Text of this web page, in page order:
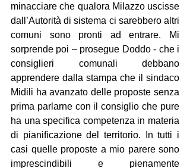
minacciare che qualora Milazzo uscisse
dall’Autorità di sistema ci sarebbero altri
comuni sono pronti ad entrare. Mi
sorprende poi – prosegue Doddo - che i
consiglieri comunali debbano
apprendere dalla stampa che il sindaco
Midili ha avanzato delle proposte senza
prima parlarne con il consiglio che pure
ha una specifica competenza in materia
di pianificazione del territorio. In tutti i
casi quelle proposte a mio parere sono
imprescindibili e pienamente